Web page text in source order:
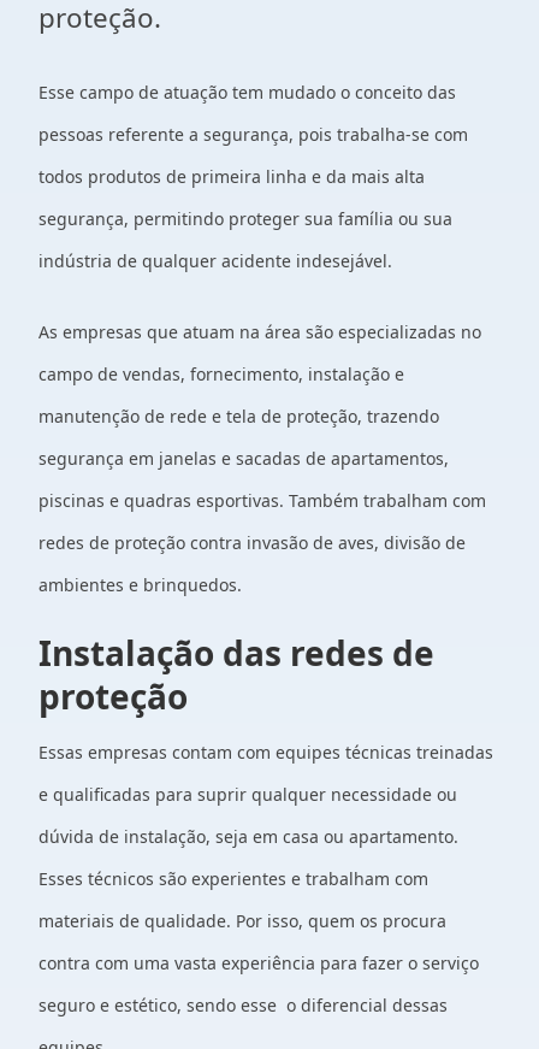
proteção.
Esse campo de atuação tem mudado o conceito das
pessoas referente a segurança, pois trabalha-se com
todos produtos de primeira linha e da mais alta
segurança, permitindo proteger sua família ou sua
indústria de qualquer acidente indesejável.
As empresas que atuam na área são especializadas no
campo de vendas, fornecimento, instalação e
manutenção de rede e tela de proteção, trazendo
segurança em janelas e sacadas de apartamentos,
piscinas e quadras esportivas. Também trabalham com
redes de proteção contra invasão de aves, divisão de
ambientes e brinquedos.
Instalação das redes de
proteção
Essas empresas contam com equipes técnicas treinadas
e qualificadas para suprir qualquer necessidade ou
dúvida de instalação, seja em casa ou apartamento.
Esses técnicos são experientes e trabalham com
materiais de qualidade. Por isso, quem os procura
contra com uma vasta experiência para fazer o serviço
seguro e estético, sendo esse o diferencial dessas